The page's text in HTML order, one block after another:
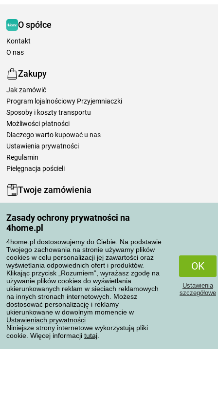
Zasady ochrony prywatności na
4home.pl
4home.pl dostosowujemy do Ciebie. Na podstawie
Twojego zachowania na stronie używamy plików
cookies w celu personalizacji jej zawartości oraz
wyświetlania odpowiednich ofert i produktów.
Klikając przycisk „Rozumiem”, wyrażasz zgodę na
używanie plików cookies do wyświetlania
ukierunkowanych reklam w sieciach reklamowych
na innych stronach internetowych. Możesz
dostosować personalizację i reklamy
ukierunkowane w dowolnym momencie w
Ustawieniach prywatności
Niniejsze strony internetowe wykorzystują pliki
cookie. Więcej informacji tutaj
OK
Ustawienia
szczegółowe
O spółce
Kontakt
O nas
Zakupy
Jak zamówić
Program lojalnościowy Przyjemniaczki
Sposoby i koszty transportu
Możliwości płatności
Dlaczego warto kupować u nas
Ustawienia prywatności
Regulamin
Pielęgnacja pościeli
Twoje zamówienia
Moje zamówienia
Reklamacje
Odstąpienie od umowy
Zasady przetwarzania recenzji
Sposoby transportu
Metody płatności